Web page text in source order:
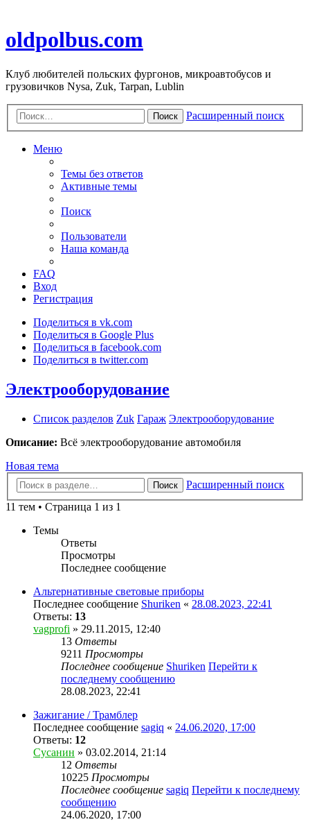
oldpolbus.com
Клуб любителей польских фургонов, микроавтобусов и
грузовичков Nysa, Zuk, Tarpan, Lublin
Поиск Расширенный поиск
Меню
Темы без ответов
Активные темы
Поиск
Пользователи
Наша команда
FAQ
Вход
Регистрация
Поделиться в vk.com
Поделиться в Google Plus
Поделиться в facebook.com
Поделиться в twitter.com
Электрооборудование
Список разделов Zuk Гараж Электрооборудование
Описание: Всё электрооборудование автомобиля
Новая тема
Поиск
Расширенный поиск
11 тем • Страница 1 из 1
Темы
Ответы
Просмотры
Последнее сообщение
Альтернативные световые приборы
Последнее сообщение Shuriken « 28.08.2023, 22:41
Ответы: 13
vagprofi » 29.11.2015, 12:40
13 Ответы
9211 Просмотры
Последнее сообщение Shuriken Перейти к
последнему сообщению
28.08.2023, 22:41
Зажигание / Трамблер
Последнее сообщение sagiq « 24.06.2020, 17:00
Ответы: 12
Сусанин » 03.02.2014, 21:14
12 Ответы
10225 Просмотры
Последнее сообщение sagiq Перейти к последнему
сообщению
24.06.2020, 17:00